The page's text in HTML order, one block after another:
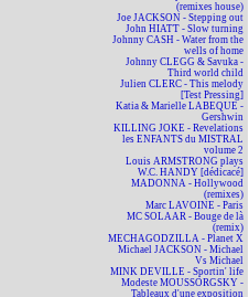
(remixes house)
Joe JACKSON - Stepping out
John HIATT - Slow turning
Johnny CASH - Water from the
wells of home
Johnny CLEGG & Savuka -
Third world child
Julien CLERC - This melody
[Test Pressing]
Katia & Marielle LABEQUE -
Gershwin
KILLING JOKE - Revelations
les ENFANTS du MISTRAL
volume 2
Louis ARMSTRONG plays
W.C. HANDY [dédicacé]
MADONNA - Hollywood
(remixes)
Marc LAVOINE - Paris
MC SOLAAR - Bouge de là
(remix)
MECHAGODZILLA - Planet X
Michael JACKSON - Michael
Vs Michael
MINK DEVILLE - Sportin' life
Modeste MOUSSORGSKY -
Tableaux d'une exposition